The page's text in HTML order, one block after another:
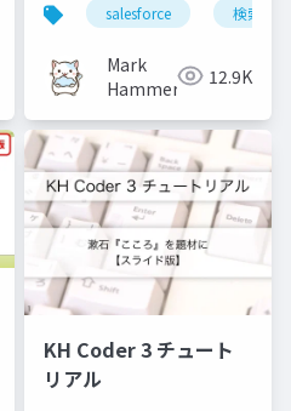
デックス soql クエリ最
salesforce 検索
Mark
Hammer
12.9K
ュニティ
KH Coder 3 チュート
リアル